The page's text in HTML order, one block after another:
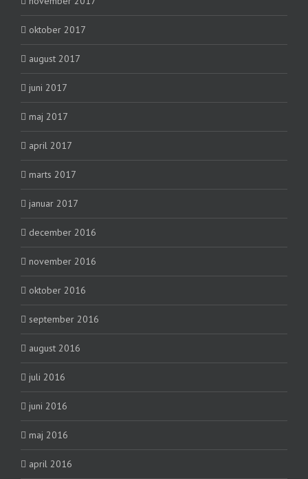
oktober 2017
august 2017
juni 2017
maj 2017
april 2017
marts 2017
januar 2017
december 2016
november 2016
oktober 2016
september 2016
august 2016
juli 2016
juni 2016
maj 2016
april 2016